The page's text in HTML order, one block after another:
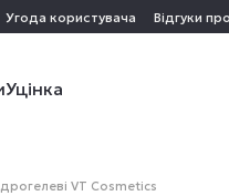
Угода користувача Відгуки
Уцінка
VT Cosmetics